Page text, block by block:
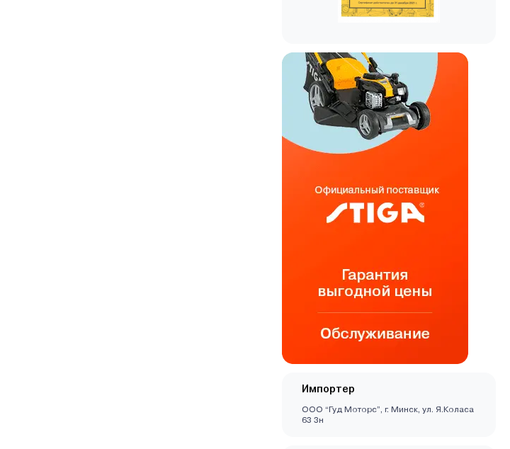
Импортер
ООО “Гуд Моторс”, г. Минск, ул. Я.Коласа
63 3н